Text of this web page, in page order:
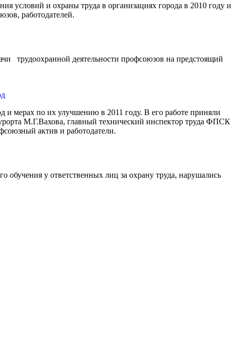
условий и охраны труда в организациях города в 2010 году и
работодателей.
трудоохранной деятельности профсоюзов на предстоящий
и мерах по их улучшению в 2011 году. В его работе приняли
М.Г.Вахова, главный технический инспектор труда ФПСК
актив и работодатели.
у ответственных лиц за охрану труда, нарушались